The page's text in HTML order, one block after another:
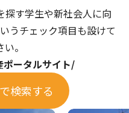
探す学生や新社会人に向
うチェック項目も設けて
。
ータルサイト/
検索する